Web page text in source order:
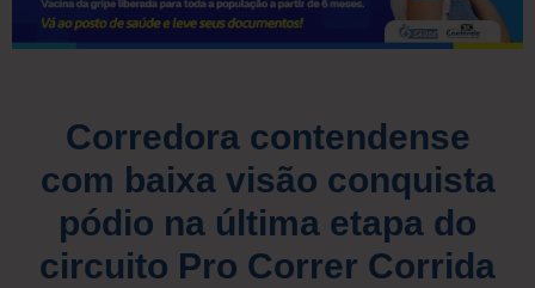
Corredora contendense
com baixa visão conquista
pódio na última etapa do
circuito Pro Correr Corrida